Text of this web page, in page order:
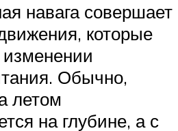
навага совершает
которые
Обычно,
летом
на глубине, а с